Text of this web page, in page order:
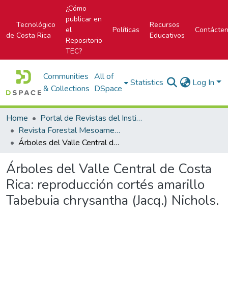
Tecnológico
de Costa Rica
¿Cómo
publicar en
el
Repositorio
TEC?
Políticas
Recursos
Educativos
Communities
& Collections
All of
DSpace
Statistics Log In
Home
Portal de Revistas del Instituto Tecnológico de Costa Rica
Revista Forestal Mesoamericana Kurú
Árboles del Valle Central de Costa Rica: reproducción cortés amarillo Tabebuia chrysantha (Jacq.) Nichols.
Árboles del Valle Central de Costa
Rica: reproducción cortés amarillo
Tabebuia chrysantha (Jacq.) Nichols.